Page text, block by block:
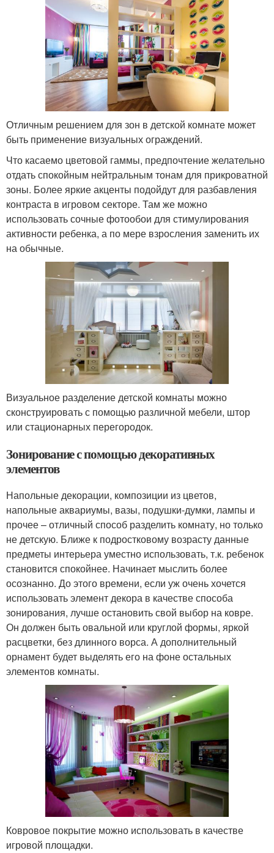
Отличным решением для зон в детской комнате может
быть применение визуальных ограждений.
Что касаемо цветовой гаммы, предпочтение желательно
отдать спокойным нейтральным тонам для прикроватной
зоны. Более яркие акценты подойдут для разбавления
контраста в игровом секторе. Там же можно
использовать сочные фотообои для стимулирования
активности ребенка, а по мере взросления заменить их
на обычные.
Визуальное разделение детской комнаты можно
сконструировать с помощью различной мебели, штор
или стационарных перегородок.
Зонирование с помощью декоративных
элементов
Напольные декорации, композиции из цветов,
напольные аквариумы, вазы, подушки-думки, лампы и
прочее – отличный способ разделить комнату, но только
не детскую. Ближе к подростковому возрасту данные
предметы интерьера уместно использовать, т.к. ребенок
становится спокойнее. Начинает мыслить более
осознанно. До этого времени, если уж очень хочется
использовать элемент декора в качестве способа
зонирования, лучше остановить свой выбор на ковре.
Он должен быть овальной или круглой формы, яркой
расцветки, без длинного ворса. А дополнительный
орнамент будет выделять его на фоне остальных
элементов комнаты.
Ковровое покрытие можно использовать в качестве
игровой площадки.